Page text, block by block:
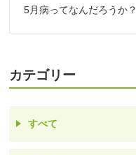
5月病ってなんだろうか？
カテゴリー
すべて